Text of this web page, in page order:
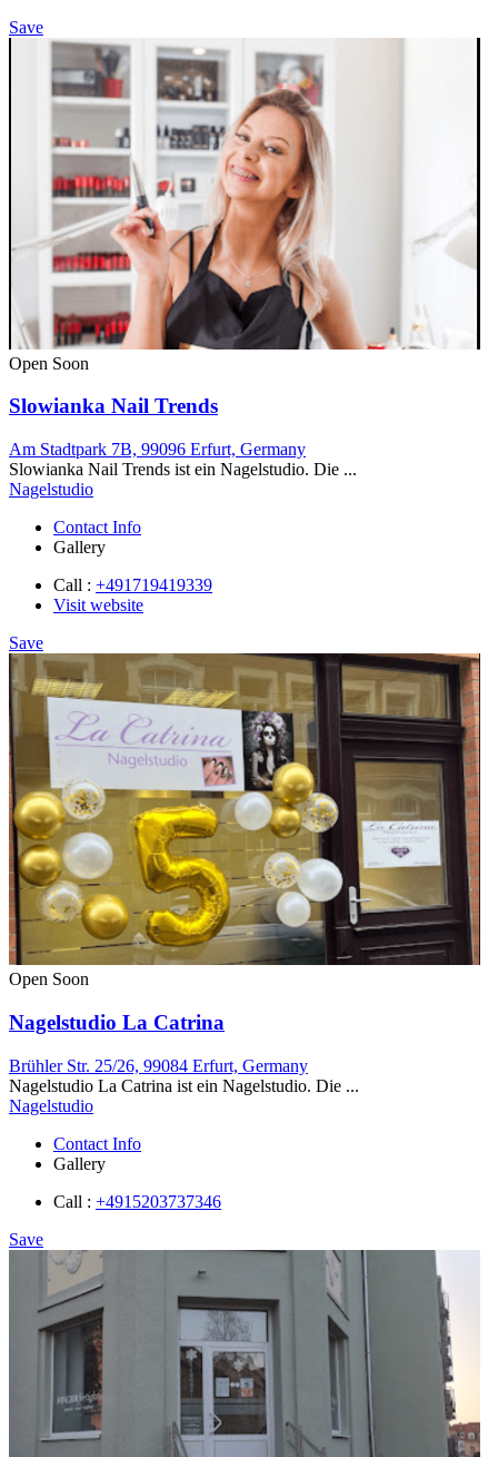
Save
Open Soon
Slowianka Nail Trends
Am Stadtpark 7B, 99096 Erfurt, Germany
Slowianka Nail Trends ist ein Nagelstudio. Die ...
Nagelstudio
Contact Info
Gallery
Call : +491719419339
Visit website
Save
Open Soon
Nagelstudio La Catrina
Brühler Str. 25/26, 99084 Erfurt, Germany
Nagelstudio La Catrina ist ein Nagelstudio. Die ...
Nagelstudio
Contact Info
Gallery
Call : +4915203737346
Save